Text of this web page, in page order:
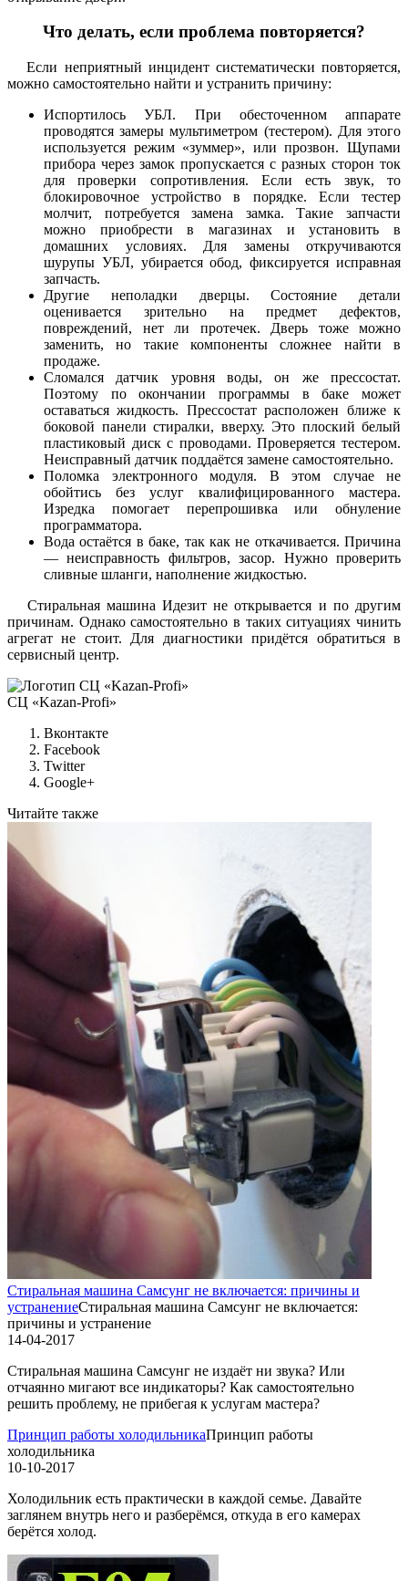
Что делать, если проблема повторяется?
Если неприятный инцидент систематически повторяется,
можно самостоятельно найти и устранить причину:
Испортилось УБЛ. При обесточенном аппарате
проводятся замеры мультиметром (тестером). Для этого
используется режим «зуммер», или прозвон. Щупами
прибора через замок пропускается с разных сторон ток
для проверки сопротивления. Если есть звук, то
блокировочное устройство в порядке. Если тестер
молчит, потребуется замена замка. Такие запчасти
можно приобрести в магазинах и установить в
домашних условиях. Для замены откручиваются
шурупы УБЛ, убирается обод, фиксируется исправная
запчасть.
Другие неполадки дверцы. Состояние детали
оценивается зрительно на предмет дефектов,
повреждений, нет ли протечек. Дверь тоже можно
заменить, но такие компоненты сложнее найти в
продаже.
Сломался датчик уровня воды, он же прессостат.
Поэтому по окончании программы в баке может
оставаться жидкость. Прессостат расположен ближе к
боковой панели стиралки, вверху. Это плоский белый
пластиковый диск с проводами. Проверяется тестером.
Неисправный датчик поддаётся замене самостоятельно.
Поломка электронного модуля. В этом случае не
обойтись без услуг квалифицированного мастера.
Изредка помогает перепрошивка или обнуление
программатора.
Вода остаётся в баке, так как не откачивается. Причина
— неисправность фильтров, засор. Нужно проверить
сливные шланги, наполнение жидкостью.
Стиральная машина Идезит не открывается и по другим
причинам. Однако самостоятельно в таких ситуациях чинить
агрегат не стоит. Для диагностики придётся обратиться в
сервисный центр.
СЦ «Kazan-Profi»
Вконтакте
Facebook
Twitter
Google+
Читайте также
Стиральная машина Самсунг не включается: причины и
устранениеСтиральная машина Самсунг не включается:
причины и устранение
14-04-2017
Стиральная машина Самсунг не издаёт ни звука? Или
отчаянно мигают все индикаторы? Как самостоятельно
решить проблему, не прибегая к услугам мастера?
Принцип работы холодильникаПринцип работы
холодильника
10-10-2017
Холодильник есть практически в каждой семье. Давайте
заглянем внутрь него и разберёмся, откуда в его камерах
берётся холод.